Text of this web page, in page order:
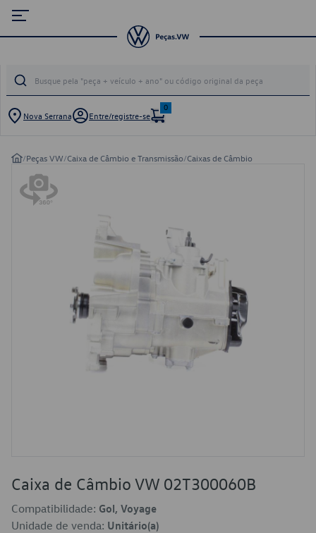
Nova Serrana Entre/registre-se
0
/Peças VW/Caixa de Câmbio e Transmissão/Caixas de Câmbio
Caixa de Câmbio VW 02T300060B
Compatibilidade: Gol, Voyage
Unidade de venda: Unitário(a)